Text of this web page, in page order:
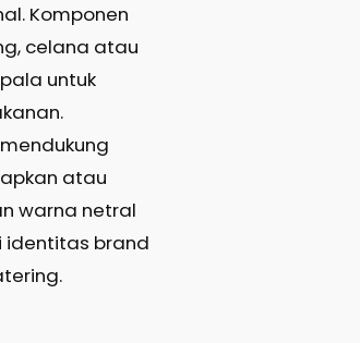
Komponen
celana atau
untuk
atau
warna netral
identitas brand